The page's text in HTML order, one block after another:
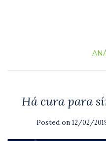
Há cura para
Posted on 12/02/